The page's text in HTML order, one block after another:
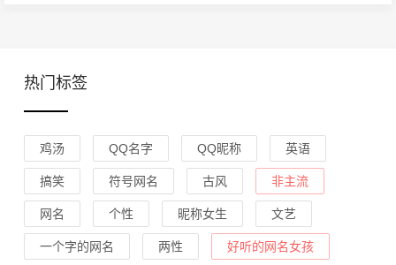
热门标签
鸡汤 QQ名字 QQ昵称 英语
搞笑 符号网名 古风 非主流
网名 个性 昵称女生 文艺
一个字的网名 两性 好听的网名女孩